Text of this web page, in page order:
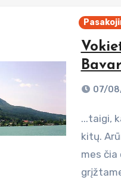
07/
...taigi, kaip ir minėjau, sulaukėm kitų svečių! Po to dar
kitų.
mes čia